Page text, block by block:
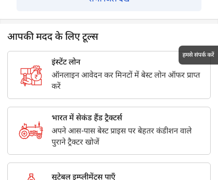
आपकी मदद के लिए टूल्स
इंस्टेंट लोन
ऑनलाइन आवेदन कर मिनटों में बेस्ट लोन ऑफर प्राप्त
करें
भारत में सेकंड हैंड ट्रैक्टर्स
अपने आस-पास बेस्ट प्राइस पर बेहतर कंडीशन वाले
पुराने ट्रैक्टर खोजें
सूटेबल इम्प्लीमेंट्स पाएँ
हमसे संपर्क करें